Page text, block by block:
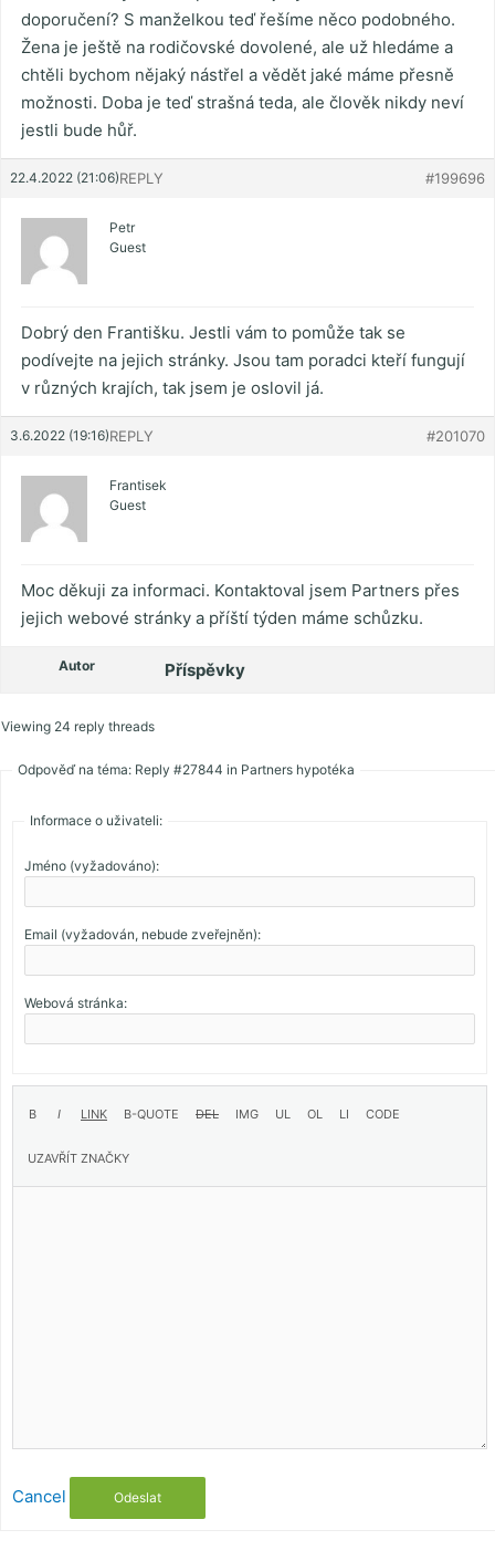
doporučení? S manželkou teď řešíme něco podobného.
Žena je ještě na rodičovské dovolené, ale už hledáme a
chtěli bychom nějaký nástřel a vědět jaké máme přesně
možnosti. Doba je teď strašná teda, ale člověk nikdy neví
jestli bude hůř.
22.4.2022 (21:06) #199696
REPLY
Petr
Guest
Dobrý den Františku. Jestli vám to pomůže tak se
podívejte na jejich stránky. Jsou tam poradci kteří fungují
v různých krajích, tak jsem je oslovil já.
3.6.2022 (19:16) #201070
REPLY
Frantisek
Guest
Moc děkuji za informaci. Kontaktoval jsem Partners přes
jejich webové stránky a příští týden máme schůzku.
Autor Příspěvky
Viewing 24 reply threads
Odpověď na téma: Reply #27844 in Partners hypotéka
Informace o uživateli:
Jméno (vyžadováno):
Email (vyžadován, nebude zveřejněn):
Webová stránka:
Cancel Odeslat